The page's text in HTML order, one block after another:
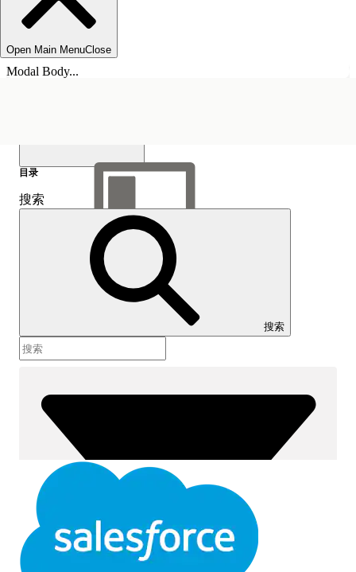
Open Main MenuClose
Modal Body...
显示目录
目录
搜索
搜索